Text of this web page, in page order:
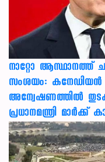
നാറ്റോ ആസ്ഥാനത്ത്
സംശയം: കനേഡിയന്‍
അന്വേഷണത്തില്‍
പ്രധാനമന്ത്രി മാര്‍ക്ക്